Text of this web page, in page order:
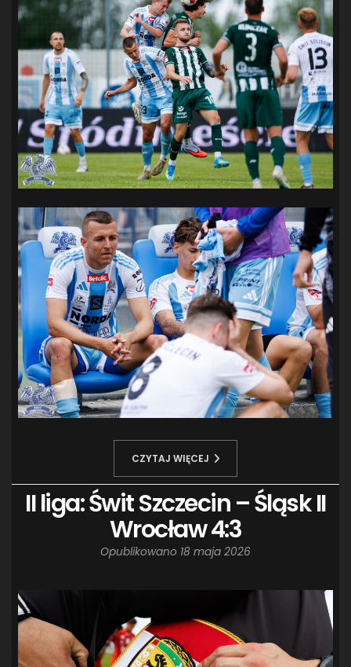
CZYTAJ WIĘCEJ
II liga: Świt Szczecin – Śląsk II
Wrocław 4:3
Opublikowano 18 maja 2026